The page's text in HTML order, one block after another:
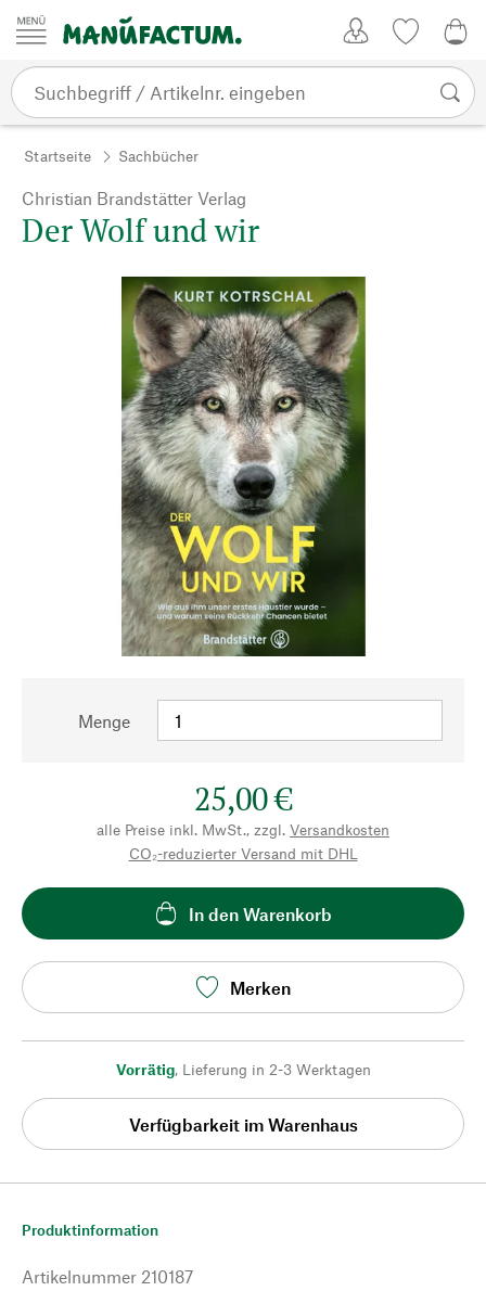
Zum Inhalt springen
Startseite Sachbücher
Christian Brandstätter Verlag
Der Wolf und wir
Menge
25,00 €
alle Preise inkl. MwSt., zzgl. Versandkosten
CO₂-reduzierter Versand mit DHL
In den Warenkorb
Merken
Vorrätig, Lieferung in 2-3 Werktagen
Verfügbarkeit im Warenhaus
Produktinformation
Artikelnummer 210187